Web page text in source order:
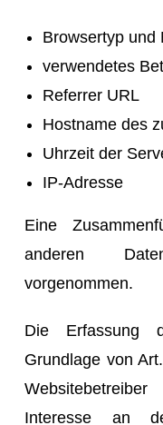
Browsertyp und
verwendetes
Referrer URL
Hostname des
Uhrzeit der
IP-Adresse
Eine
anderen
vorgenommen.
Die Erfassung
Grundlage von
Interesse an